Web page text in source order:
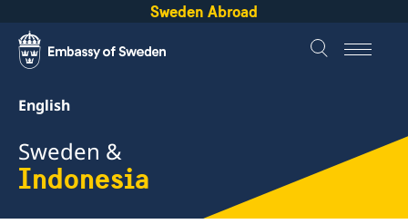
Sweden Abroad
English
Sweden &
Indonesia